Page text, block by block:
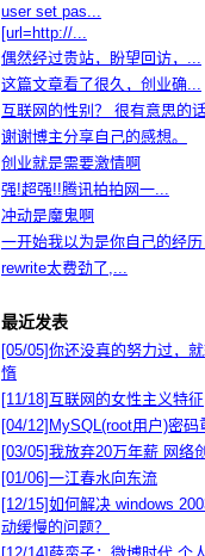
user set pas...
[url=http://...
偶然经过贵站，盼望回访，...
这篇文章看了很久，创业确...
互联网的性别？ 很有意思的
谢谢博主分享自己的感想。
创业就是需要激情啊
强!超强!!腾讯拍拍网一...
冲动是魔鬼啊
一开始我以为是你自己的经历
rewrite太费劲了,...
最近发表
[05/05]你还没真的努力过，
惰
[11/18]互联网的女性主义特征
[04/12]MySQL(root用户)密码
[03/05]我放弃20万年薪 网络
[01/06]一江春水向东流
[12/15]如何解决 windows
动缓慢的问题？